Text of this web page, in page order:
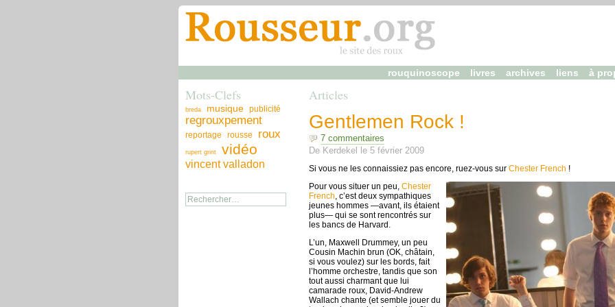
rouquinoscope livres archives liens à
Mots-Clefs
breda musique publicité
regrouxpement
reportage rousse roux
rupert grint vidéo
vincent valladon
Articles
Gentlemen Rock !
7 commentaires
De Kerdekel le 5 février 2009
Si vous ne les connaissiez pas encore, ruez-vous sur Chester French !
Pour vous situer un peu, Chester
French , c’est deux sympathiques
jeunes hommes —avant, ils étaient
plus— qui se sont rencontrés sur
les bancs de Harvard.
L’un, Maxwell Drummey, un peu
Cousin Machin brun (OK , châtain,
si vous voulez) sur les bords, fait
l’homme orchestre, tandis que son
tout aussi charmant que lui
camarade roux, David-Andrew
Wallach chante (et semble jouer du